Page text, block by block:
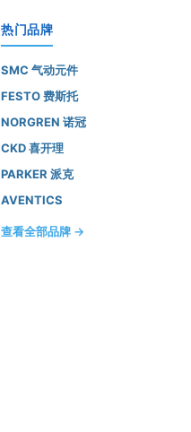
热门品牌
SMC 气动元件
FESTO 费斯托
NORGREN 诺冠
CKD 喜开理
PARKER 派克
AVENTICS
查看全部品牌 →